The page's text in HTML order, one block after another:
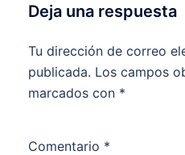
Deja una respuesta
Tu dirección de correo
publicada. Los campos
marcados con *
Comentario *